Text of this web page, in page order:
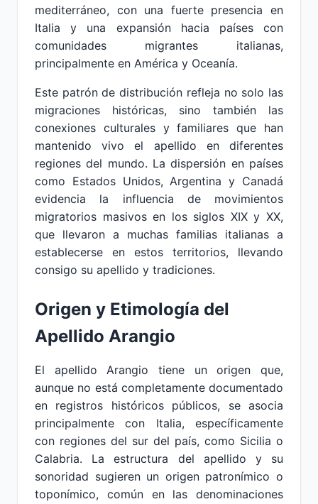
mediterráneo, con una fuerte presencia en
Italia y una expansión hacia países con
comunidades migrantes italianas,
principalmente en América y Oceanía.
Este patrón de distribución refleja no solo las
migraciones históricas, sino también las
conexiones culturales y familiares que han
mantenido vivo el apellido en diferentes
regiones del mundo. La dispersión en países
como Estados Unidos, Argentina y Canadá
evidencia la influencia de movimientos
migratorios masivos en los siglos XIX y XX,
que llevaron a muchas familias italianas a
establecerse en estos territorios, llevando
consigo su apellido y tradiciones.
Origen y Etimología del
Apellido Arangio
El apellido Arangio tiene un origen que,
aunque no está completamente documentado
en registros históricos públicos, se asocia
principalmente con Italia, específicamente
con regiones del sur del país, como Sicilia o
Calabria. La estructura del apellido y su
sonoridad sugieren un origen patronímico o
toponímico, común en las denominaciones